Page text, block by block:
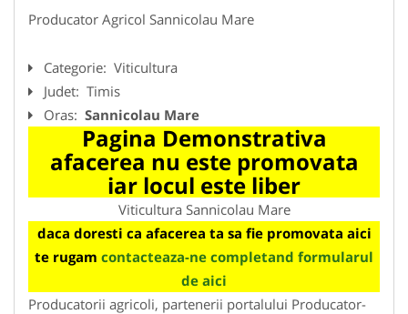
Producator Agricol Sannicolau Mare
Categorie: Viticultura
Judet: Timis
Oras: Sannicolau Mare
Pagina Demonstrativa
afacerea nu este promovata
iar locul este liber
Viticultura Sannicolau Mare
daca doresti ca afacerea ta sa fie promovata aici
te rugam contacteaza-ne completand formularul
de aici
Producatorii agricoli, partenerii portalului Producator-